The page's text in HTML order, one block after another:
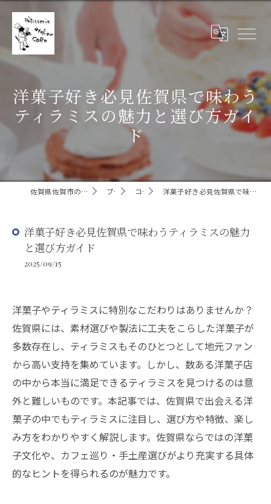
洋菓子好き必見佐賀県で味わう
ティラミスの魅力と選び方ガイ
ド
佐賀県佐賀市の洋菓子ならatelierCORO ブログ コラム 洋菓子好き必見佐賀県で味わうティラミスの魅力と選び方ガイド
洋菓子好き必見佐賀県で味わうティラミスの魅力
と選び方ガイド
2025/09/15
洋菓子やティラミスに特別なこだわりはありませんか？
佐賀県には、素材選びや製法に工夫をこらした洋菓子が
多数存在し、ティラミスもそのひとつとして地元ファン
から高い支持を集めています。しかし、数ある洋菓子店
の中から本当に満足できるティラミスを見つけるのは意
外と難しいものです。本記事では、佐賀県で出会える洋
菓子の中でもティラミスに注目し、選び方や特徴、楽し
み方をわかりやすく解説します。佐賀県ならではの洋菓
子文化や、カフェ巡り・手土産選びがより充実する具体
的なヒントを得られるのが魅力です。